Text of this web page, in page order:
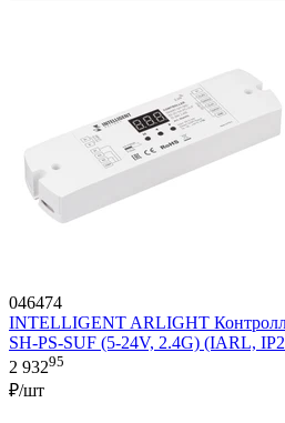
046474
INTELLIGENT ARLIGHT
SH-PS-SUF (5-24V, 2.4G) (IARL,
2 93295
₽/шт